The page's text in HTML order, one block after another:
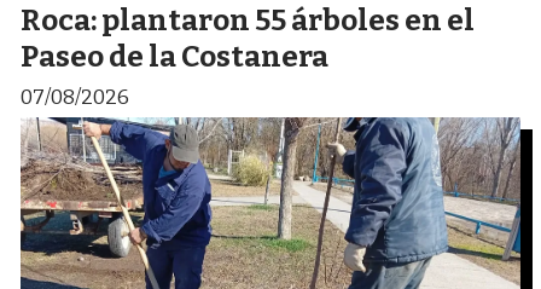
Roca: plantaron 55 árboles en el
Paseo de la Costanera
07/08/2026